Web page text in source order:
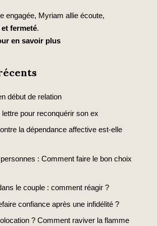
engagée, Myriam allie écoute,
fermeté.
en savoir plus
début de relation
pour reconquérir son ex
la dépendance affective est-elle
: Comment faire le bon choix
le couple : comment réagir ?
confiance après une infidélité ?
? Comment raviver la flamme